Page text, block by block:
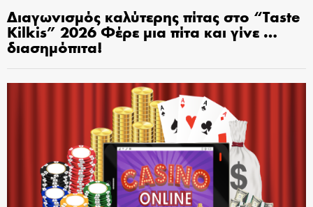
Διαγωνισμός καλύτερης πίτας στο “Taste
Kilkis” 2026 Φέρε μια πίτα και γίνε …
διασημόπιτα!